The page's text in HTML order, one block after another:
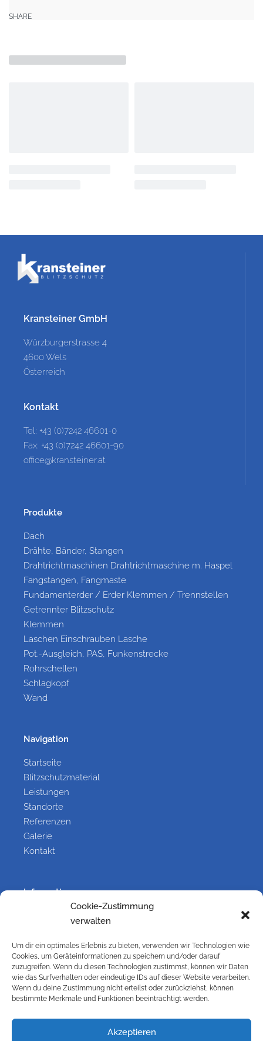
Cookie-Zustimmung
verwalten
Um dir ein optimales Erlebnis zu bieten, verwenden wir Technologien wie
Cookies, um Geräteinformationen zu speichern und/oder darauf
zuzugreifen. Wenn du diesen Technologien zustimmst, können wir Daten
wie das Surfverhalten oder eindeutige IDs auf dieser Website verarbeiten.
Wenn du deine Zustimmung nicht erteilst oder zurückziehst, können
bestimmte Merkmale und Funktionen beeinträchtigt werden.
Akzeptieren
SHARE
Kransteiner GmbH
Würzburgerstrasse 4
4600 Wels
Österreich
Kontakt
Tel: +43 (0)7242 46601-0
Fax: +43 (0)7242 46601-90
office@kransteiner.at
Produkte
Dach
Drähte, Bänder, Stangen
Drahtrichtmaschinen Drahtrichtmaschine m. Haspel
Fangstangen, Fangmaste
Fundamenterder / Erder Klemmen / Trennstellen
Getrennter Blitzschutz
Klemmen
Laschen Einschrauben Lasche
Pot.-Ausgleich, PAS, Funkenstrecke
Rohrschellen
Schlagkopf
Wand
Navigation
Startseite
Blitzschutzmaterial
Leistungen
Standorte
Referenzen
Galerie
Kontakt
Information
Versandbedingungen
Widerrufsbelehrung
Cookie-Richtlinie (EU)
Datenschutzbelehrung
AGB
Galerie